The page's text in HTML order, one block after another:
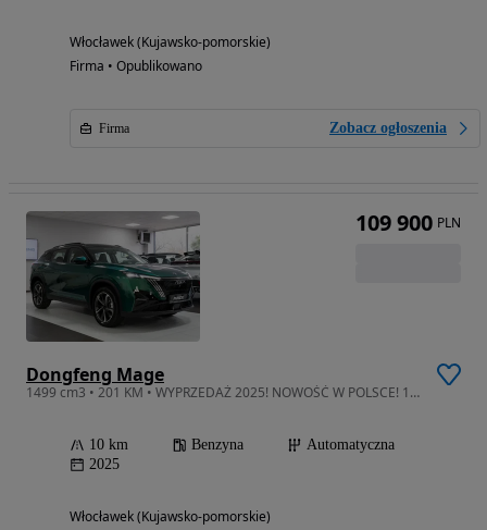
Włocławek (Kujawsko-pomorskie)
Firma • Opublikowano
Firma Zobacz ogłoszenia
Dongfeng Mage
1499 cm3 • 201 KM • WYPRZEDAŻ 2025! NOWOŚĆ W POLSCE! 1.5T Benzyna 201KM/305NM! Automat!
10 km Benzyna
Automatyczna
2025
Włocławek (Kujawsko-pomorskie)
109 900 PLN